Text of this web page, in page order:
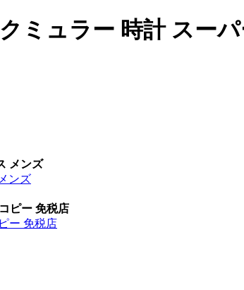
ミュラー 時計 スー
メンズ
ンズ
ピー 免税店
ー 免税店